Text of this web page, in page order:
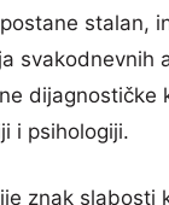
stalan,
svakodnevnih
i psihologiji.
znak